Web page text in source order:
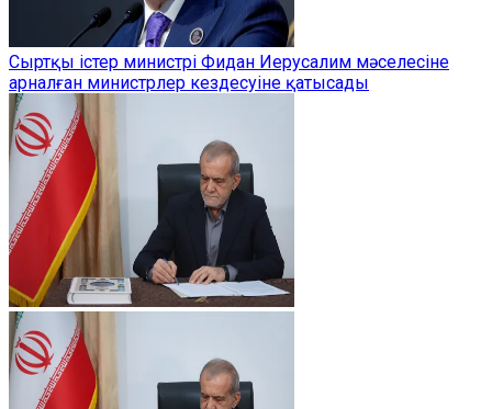
Сыртқы істер министрі Фидан Иерусалим мәселесіне
арналған министрлер кездесуіне қатысады